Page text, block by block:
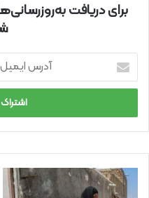
برای دریافت
ر
ا
ی